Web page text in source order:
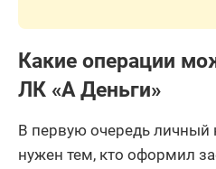
Какие операции
ЛК «А Деньги»
В первую очередь личный
нужен тем, кто оформил